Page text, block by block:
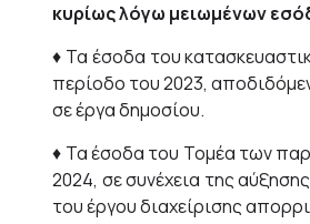
κυρίως λόγω μειωμένων
♦ Τα έσοδα του
περίοδο του 2023,
σε έργα δημοσίου.
♦ Τα έσοδα του Τομέα των
2024, σε συνέχεια της
του έργου διαχείρισης